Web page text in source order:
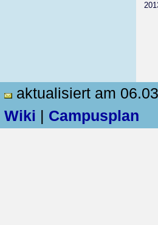
aktualisiert am
Wiki | Campusplan